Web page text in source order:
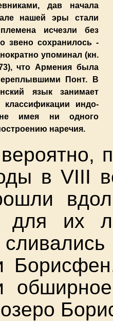
дав начала
нашей эры стали
исчезли без
звено сохранилось -
упоминал (кн.
что Армения была
Понт. В
язык занимает
индо-
не имея ни одного
наречия.
в VIII
для их